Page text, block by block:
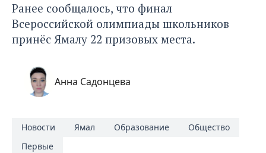
Ранее сообщалось, что финал
Всероссийской олимпиады школьников
принёс Ямалу 22 призовых места.
Анна Садонцева
Новости Ямал Образование
Общество
Первые